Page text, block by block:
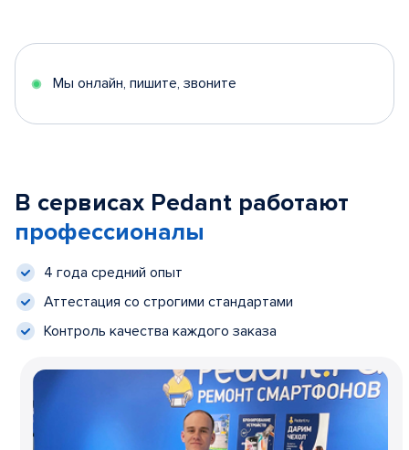
Мы онлайн, пишите, звоните
В сервисах Pedant работают
профессионалы
4 года средний опыт
Аттестация со строгими стандартами
Контроль качества каждого заказа